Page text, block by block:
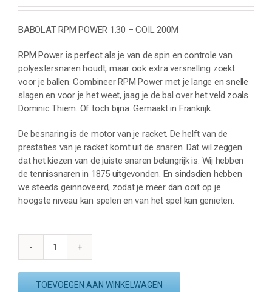
was:
€209.95.
is:
€134.95.
BABOLAT RPM POWER 1.30 – COIL 200M
RPM Power is perfect als je van de spin en controle van
polyestersnaren houdt, maar ook extra versnelling zoekt
voor je ballen. Combineer RPM Power met je lange en snelle
slagen en voor je het weet, jaag je de bal over het veld zoals
Dominic Thiem. Of toch bijna. Gemaakt in Frankrijk.
De besnaring is de motor van je racket. De helft van de
prestaties van je racket komt uit de snaren. Dat wil zeggen
dat het kiezen van de juiste snaren belangrijk is. Wij hebben
de tennissnaren in 1875 uitgevonden. En sindsdien hebben
we steeds geïnnoveerd, zodat je meer dan ooit op je
hoogste niveau kan spelen en van het spel kan genieten.
BABOLAT
POWER
TOEVOEGEN AAN WINKELWAGEN